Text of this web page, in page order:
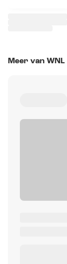
Meer van WNL